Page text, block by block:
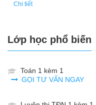
Chi tiết
Lớp học phổ biến
Toán 1 kèm 1
GỌI TƯ VẤN NGAY